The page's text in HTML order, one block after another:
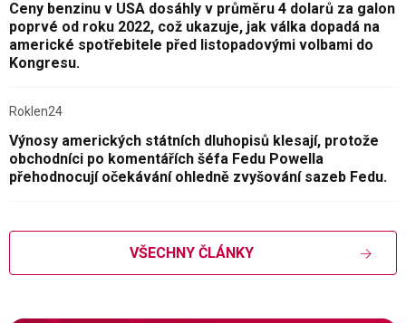
Ceny benzinu v USA dosáhly v průměru 4 dolarů za galon
poprvé od roku 2022, což ukazuje, jak válka dopadá na
americké spotřebitele před listopadovými volbami do
Kongresu.
Roklen24
Výnosy amerických státních dluhopisů klesají, protože
obchodníci po komentářích šéfa Fedu Powella
přehodnocují očekávání ohledně zvyšování sazeb Fedu.
VŠECHNY ČLÁNKY